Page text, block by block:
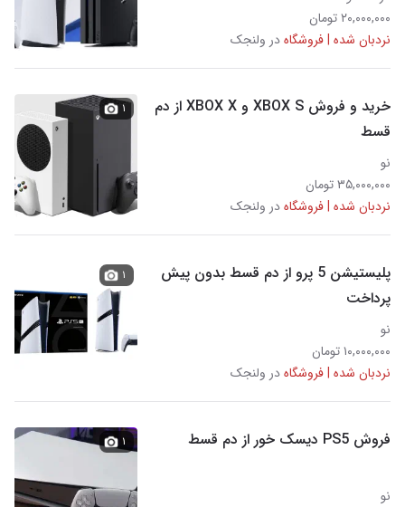
۲۰,۰۰۰,۰۰۰ تومان
نردبان شده | فروشگاهدر ولنجک
خرید و فروش XBOX S و XBOX X از دم
قسط
نو
۳۵,۰۰۰,۰۰۰ تومان
نردبان شده | فروشگاهدر ولنجک
۱
پلیستیشن 5 پرو از دم قسط بدون پیش
پرداخت
نو
۱۰,۰۰۰,۰۰۰ تومان
نردبان شده | فروشگاهدر ولنجک
۱
فروش PS5 دیسک خور از دم قسط
نو
۱